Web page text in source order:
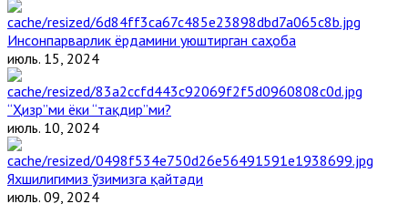
Инсонпарварлик ёрдамини уюштирган саҳоба
июль. 15, 2024
“Ҳизр”ми ёки “тақдир”ми?
июль. 10, 2024
Яхшилигимиз ўзимизга қайтади
июль. 09, 2024